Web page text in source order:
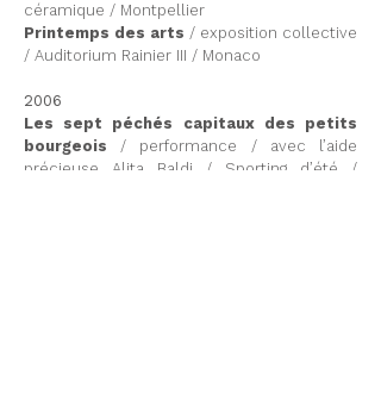
céramique / Montpellier
Printemps des arts / exposition collective
/ Auditorium Rainier III / Monaco
2006
Les sept péchés capitaux des petits
bourgeois / performance / avec l’aide
précieuse Alita Baldi / Sporting d’été /